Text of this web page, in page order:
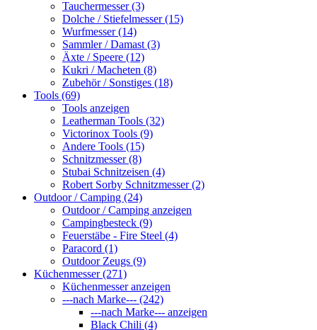
Tauchermesser (3)
Dolche / Stiefelmesser (15)
Wurfmesser (14)
Sammler / Damast (3)
Äxte / Speere (12)
Kukri / Macheten (8)
Zubehör / Sonstiges (18)
Tools (69)
Tools anzeigen
Leatherman Tools (32)
Victorinox Tools (9)
Andere Tools (15)
Schnitzmesser (8)
Stubai Schnitzeisen (4)
Robert Sorby Schnitzmesser (2)
Outdoor / Camping (24)
Outdoor / Camping anzeigen
Campingbesteck (9)
Feuerstäbe - Fire Steel (4)
Paracord (1)
Outdoor Zeugs (9)
Küchenmesser (271)
Küchenmesser anzeigen
---nach Marke--- (242)
---nach Marke--- anzeigen
Black Chili (4)